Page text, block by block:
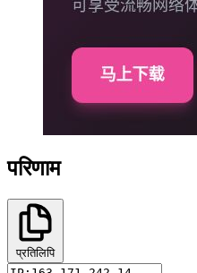
परिणाम
प्रतिलिपि